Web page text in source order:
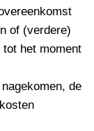
of (verdere)
het moment
de